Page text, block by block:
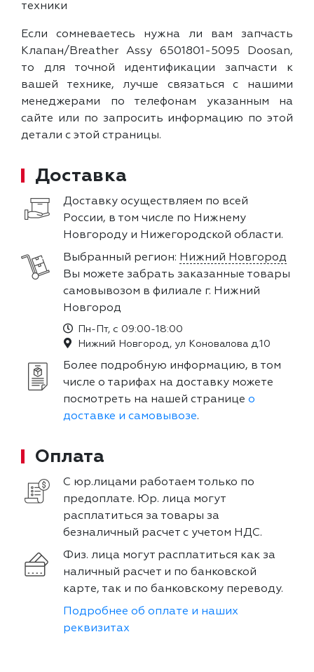
техники
Если сомневаетесь нужна ли вам запчасть
Клапан/Breather Assy 6501801-5095 Doosan,
то для точной идентификации запчасти к
вашей технике, лучше связаться с нашими
менеджерами по телефонам указанным на
сайте или по запросить информацию по этой
детали с этой страницы.
Доставка
Доставку осуществляем по всей
России, в том числе по Нижнему
Новгороду и Нижегородской области.
Выбранный регион: Нижний Новгород
Вы можете забрать заказанные товары
самовывозом в филиале г. Нижний
Новгород
Пн-Пт, с 09:00-18:00
Нижний Новгород, ул Коновалова д.10
Более подробную информацию, в том
числе о тарифах на доставку можете
посмотреть на нашей странице о
доставке и самовывозе.
Оплата
С юр.лицами работаем только по
предоплате. Юр. лица могут
расплатиться за товары за
безналичный расчет с учетом НДС.
Физ. лица могут расплатиться как за
наличный расчет и по банковской
карте, так и по банковскому переводу.
Подробнее об оплате и наших
реквизитах